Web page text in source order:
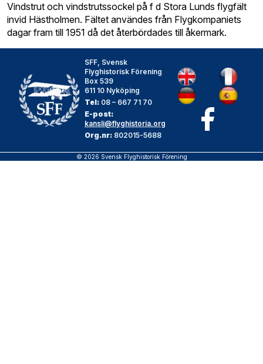
Vindstrut och vindstrutssockel på f d Stora Lunds flygfält
invid Hästholmen. Fältet användes från Flygkompaniets
dagar fram till 1951 då det återbördades till åkermark.
SFF, Svensk
Flyghistorisk Förening
Box 539
611 10 Nyköping
Tel: 08 – 667 71 70
E-post:
kansli@flyghistoria.org
Org.nr: 802015-5688
© 2026 Svensk Flyghistorisk Förening